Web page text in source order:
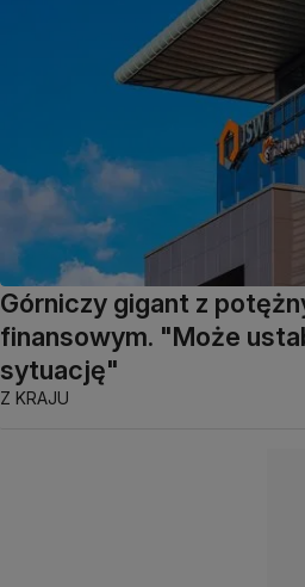
Górniczy gigant z
finansowym. "Może
sytuację"
Z KRAJU